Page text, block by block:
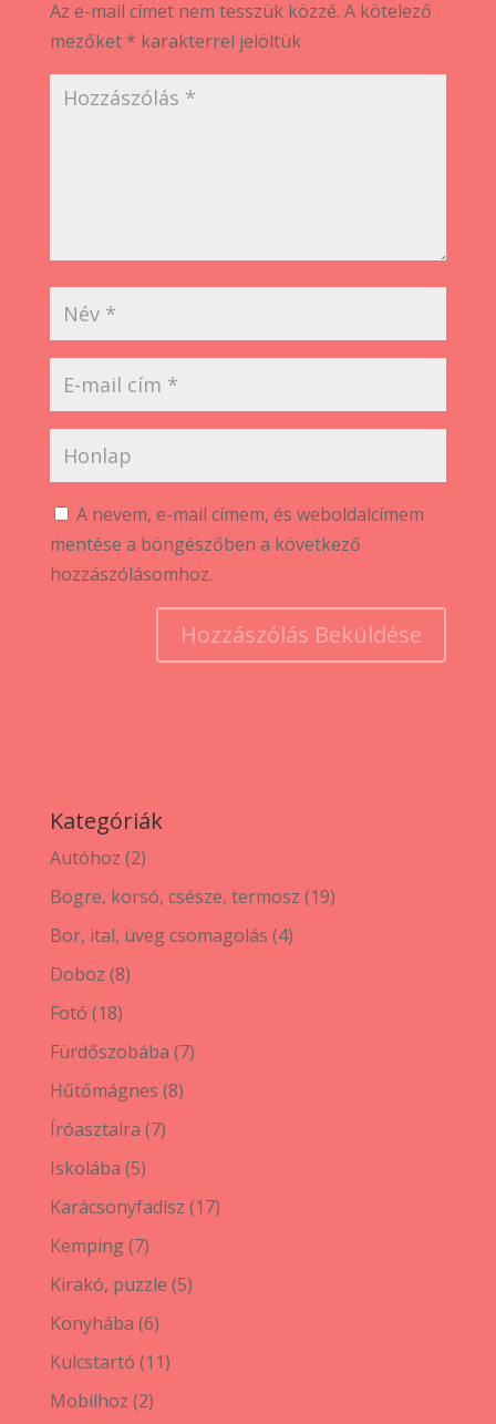
Az e-mail címet nem tesszük közzé. A kötelező
mezőket* karakterrel jelöltük
A nevem, e-mail címem, és weboldalcímem
mentése a böngészőben a következő
hozzászólásomhoz.
Kategóriák
Autóhoz 22
termék
Bögre, korsó, csésze, termosz 1919
Bor, ital, üveg csomagolás 44
Doboz 88
Fotó 1818
termék
Fürdőszobába 77
Hűtőmágnes 88
Íróasztalra 77
Iskolába 55
termék
Karácsonyfadísz 1717
Kemping 77
termék
Kirakó, puzzle 55
Konyhába 66
termék
Kulcstartó 1111
Mobilhoz 22